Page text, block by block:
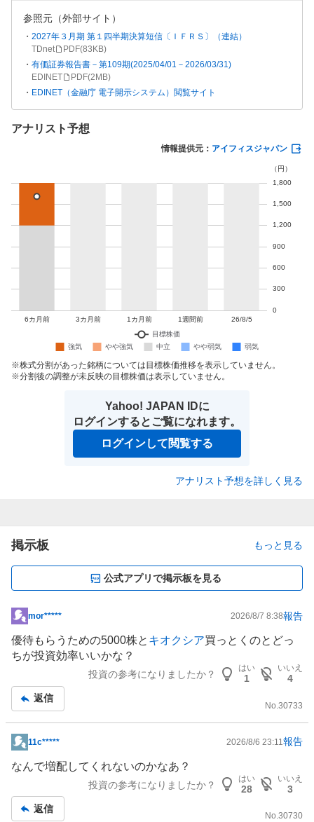
参照元（外部サイト）
2027年３月期 第１四半期決算短信〔ＩＦＲＳ〕（連結）
TDnet
PDF(83KB)
有価証券報告書－第109期(2025/04/01－2026/03/31)
EDINET
PDF(2MB)
EDINET（金融庁 電子開示システム）閲覧サイト
アナリスト予想
情報提供元： アイフィスジャパン
株式分割があった銘柄については目標株価推移を表示していません。
分割後の調整が未反映の目標株価は表示していません。
Yahoo! JAPAN IDに
ログインするとご覧になれます。
ログインして閲覧する
アナリスト予想を詳しく見る
掲示板 もっと見る
公式アプリで掲示板を見る
掲
示
板
事
mor***** 2026/8/7 8:38報告
優待もらうための5000株と キオクシア買っとくのとどっ
ちが投資効率いいかな？
投資の参考になりましたか？
はい
1
いいえ
4
返信
No. 30733
掲
示
記
事
11c***** 2026/8/6 23:11 報告
なんで増配してくれないのかなあ？
投資の参考になりましたか？
はい
28
いいえ
3
返信
No.30730